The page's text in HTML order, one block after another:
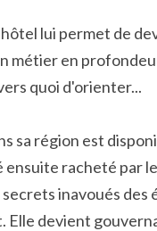
lui permet de
métier en
quoi d'orienter...
sa région est
ensuite racheté par le
inavoués des
Elle devient